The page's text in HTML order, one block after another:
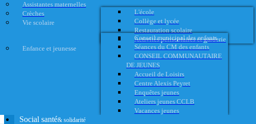
Assistantes maternelles
Crèches
Vie scolaire
L'école
Collège et lycée
Restauration scolaire
Activités périscolaires et garderie
Enfance et jeunesse
Conseil municipal des enfants
Séances du CM des enfants
CONSEIL COMMUNAUTAIRE
DE JEUNES
Accueil de Loisirs
Centre Alexis Peyret
Enquêtes jeunes
Ateliers jeunes CCLB
Vacances jeunes
Social santé& solidarité